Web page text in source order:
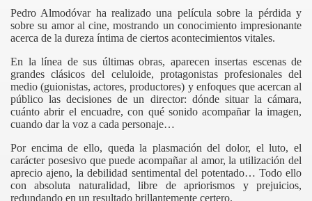
Pedro Almodóvar ha realizado una película sobre la pérdida y
sobre su amor al cine, mostrando un conocimiento impresionante
acerca de la dureza íntima de ciertos acontecimientos vitales.
En la línea de sus últimas obras, aparecen insertas escenas de
grandes clásicos del celuloide, protagonistas profesionales del
medio (guionistas, actores, productores) y enfoques que acercan al
público las decisiones de un director: dónde situar la cámara,
cuánto abrir el encuadre, con qué sonido acompañar la imagen,
cuando dar la voz a cada personaje…
Por encima de ello, queda la plasmación del dolor, el luto, el
carácter posesivo que puede acompañar al amor, la utilización del
aprecio ajeno, la debilidad sentimental del potentado… Todo ello
con absoluta naturalidad, libre de apriorismos y prejuicios,
redundando en un resultado brillantemente certero.